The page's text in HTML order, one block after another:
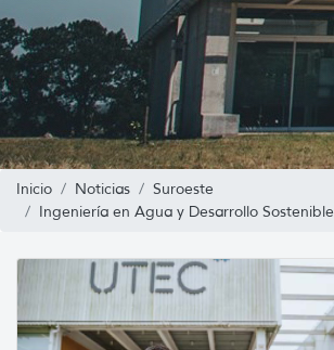
Inicio Noticias
Suroeste
Ingeniería en Agua y Desarrollo Sostenible